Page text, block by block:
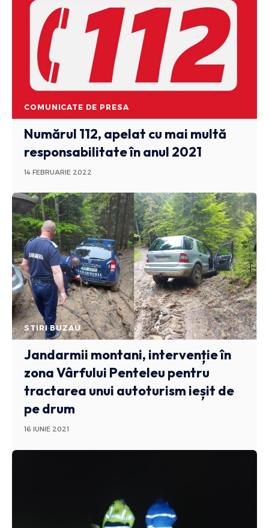
COMUNICATE DE PRESA
Numărul 112, apelat cu mai multă
responsabilitate în anul 2021
14 FEBRUARIE 2022
STIRI BUZAU
Jandarmii montani, intervenție în
zona Vârfului Penteleu pentru
tractarea unui autoturism ieșit de
pe drum
16 IUNIE 2021